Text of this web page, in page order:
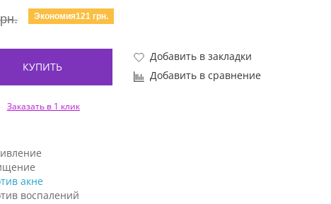
Экономия121 грн.
КУПИТЬ
Добавить в закладки
Добавить в сравнение
Заказать в 1 клик
акне
воспалений